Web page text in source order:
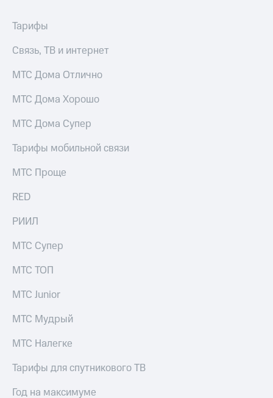
Рынок
Программа
приобретения
Порядок
выкупа
акций
Дивиденды
облигаций
погашении
облигаций
Реквизиты
Контакты
развитие
На главную
Тарифы
Связь, ТВ и интернет
МТС Дома Отлично
МТС Дома Хорошо
МТС Дома Супер
Тарифы мобильной связи
МТС Проще
RED
РИИЛ
МТС Супер
МТС ТОП
МТС Junior
МТС Мудрый
МТС Налегке
Тарифы для спутникового ТВ
Год на максимуме